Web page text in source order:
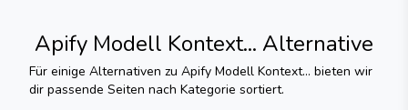
Apify Modell Kontext... Alternative
Für einige Alternativen zu Apify Modell Kontext... bieten wir
dir passende Seiten nach Kategorie sortiert.